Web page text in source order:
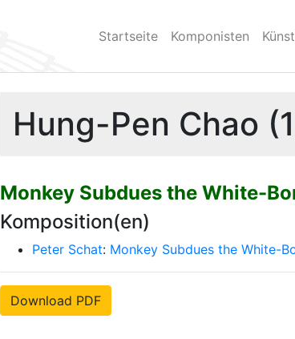
Startseite Komponisten
Hung-Pen Chao
Monkey Subdues the White-
Komposition(en)
Peter Schat: Monkey Subdues the White-
Download PDF